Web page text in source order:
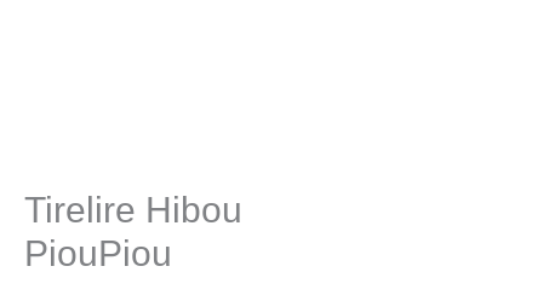
Tirelire Hibou
PiouPiou